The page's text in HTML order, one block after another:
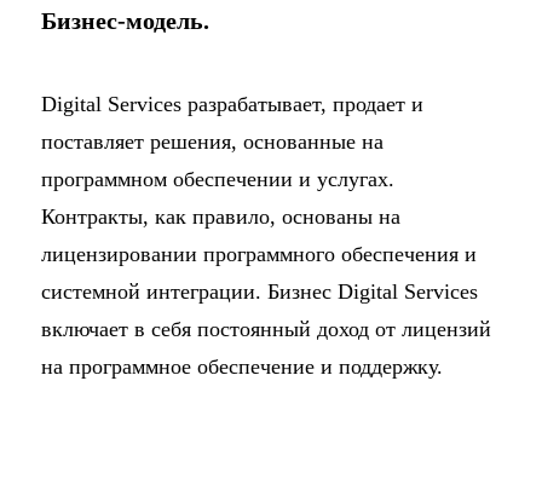
Бизнес-модель.
Digital Services разрабатывает, продает и
поставляет решения, основанные на
программном обеспечении и услугах.
Контракты, как правило, основаны на
лицензировании программного обеспечения и
системной интеграции. Бизнес Digital Services
включает в себя постоянный доход от лицензий
на программное обеспечение и поддержку.